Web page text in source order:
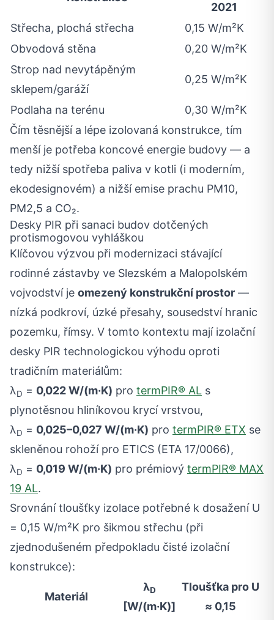
2021
Střecha, plochá střecha
0,15 W/m²K
Obvodová stěna
0,20 W/m²K
Strop nad nevytápěným
sklepem/garáží
0,25 W/m²K
Podlaha na terénu
0,30 W/m²K
Čím těsnější a lépe izolovaná konstrukce, tím
menší je potřeba koncové energie budovy — a
tedy nižší spotřeba paliva v kotli (i moderním,
ekodesignovém) a nižší emise prachu PM10,
PM2,5 a CO₂.
Desky PIR při sanaci budov dotčených
protismogovou vyhláškou
Klíčovou výzvou při modernizaci stávající
rodinné zástavby ve Slezském a Malopolském
vojvodství je omezený konstrukční prostor —
nízká podkroví, úzké přesahy, sousedství hranic
pozemku, římsy. V tomto kontextu mají izolační
desky PIR technologickou výhodu oproti
tradičním materiálům:
λD = 0,022 W/(m·K) pro termPIR® AL s
plynotěsnou hliníkovou krycí vrstvou,
λD = 0,025–0,027 W/(m·K) pro termPIR® ETX se
skleněnou rohoží pro ETICS (ETA 17/0066),
λD = 0,019 W/(m·K) pro prémiový termPIR® MAX
19 AL.
Srovnání tloušťky izolace potřebné k dosažení U
= 0,15 W/m²K pro šikmou střechu (při
zjednodušeném předpokladu čisté izolační
konstrukce):
Materiál
λD
[W/(m·K)]
Tloušťka pro U
≈ 0,15